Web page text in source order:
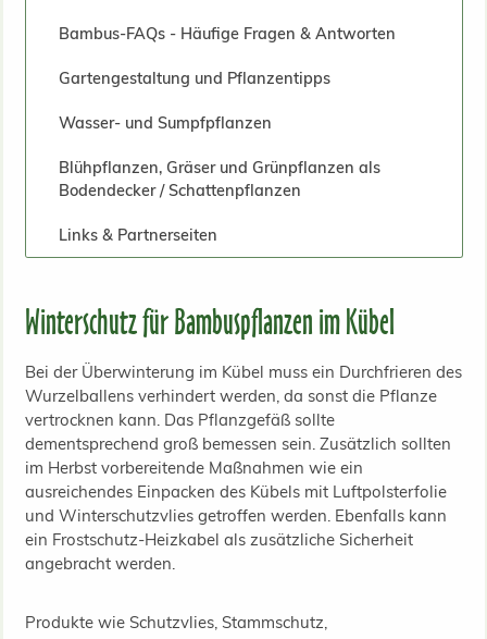
Bambus-FAQs - Häufige Fragen & Antworten
Gartengestaltung und Pflanzentipps
Wasser- und Sumpfpflanzen
Blühpflanzen, Gräser und Grünpflanzen als
Bodendecker / Schattenpflanzen
Links & Partnerseiten
Winterschutz für Bambuspflanzen im Kübel
Bei der Überwinterung im Kübel muss ein Durchfrieren des
Wurzelballens verhindert werden, da sonst die Pflanze
vertrocknen kann. Das Pflanzgefäß sollte
dementsprechend groß bemessen sein. Zusätzlich sollten
im Herbst vorbereitende Maßnahmen wie ein
ausreichendes Einpacken des Kübels mit Luftpolsterfolie
und Winterschutzvlies getroffen werden. Ebenfalls kann
ein Frostschutz-Heizkabel als zusätzliche Sicherheit
angebracht werden.
Produkte wie Schutzvlies, Stammschutz,